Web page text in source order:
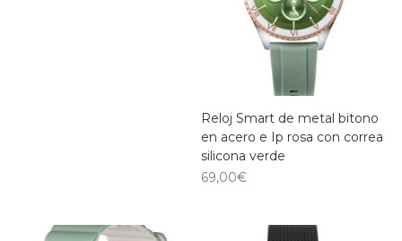
Reloj Smart de metal bitono
en acero e Ip rosa con correa
silicona verde
69,00€